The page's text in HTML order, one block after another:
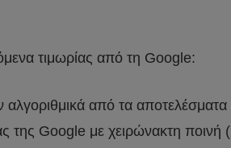
τιμωρίας από τη Google:
από τα
της Google με χειρώνακτη